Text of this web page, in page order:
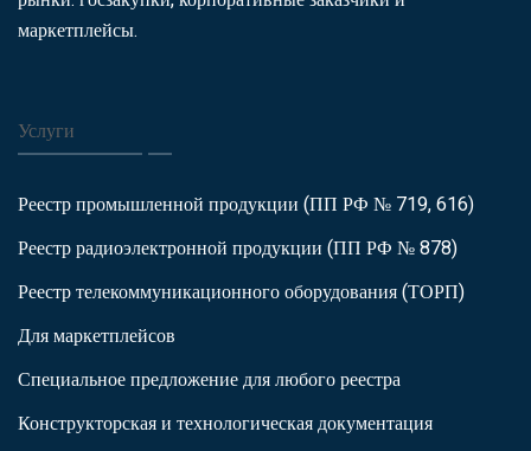
маркетплейсы.
Услуги
Реестр промышленной продукции (ПП РФ № 719, 616)
Реестр радиоэлектронной продукции (ПП РФ № 878)
Реестр телекоммуникационного оборудования (ТОРП)
Для маркетплейсов
Специальное предложение для любого реестра
Конструкторская и технологическая документация